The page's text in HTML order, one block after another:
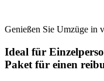
Genießen Sie Umzüge in
Ideal für
Paket für einen